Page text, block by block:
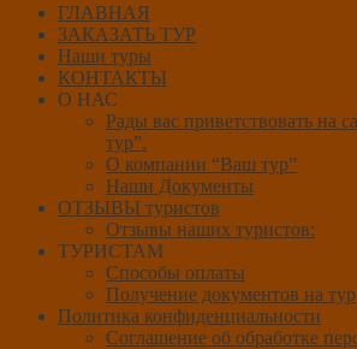
ГЛАВНАЯ
ЗАКАЗАТЬ ТУР
Наши туры
КОНТАКТЫ
О НАС
Рады вас приветствовать на
тур”.
О компании “Ваш тур”
Наши Документы
ОТЗЫВЫ туристов
Отзывы наших туристов:
ТУРИСТАМ
Способы оплаты
Получение документов на тур
Политика конфиденциальности
Соглашение об обработке